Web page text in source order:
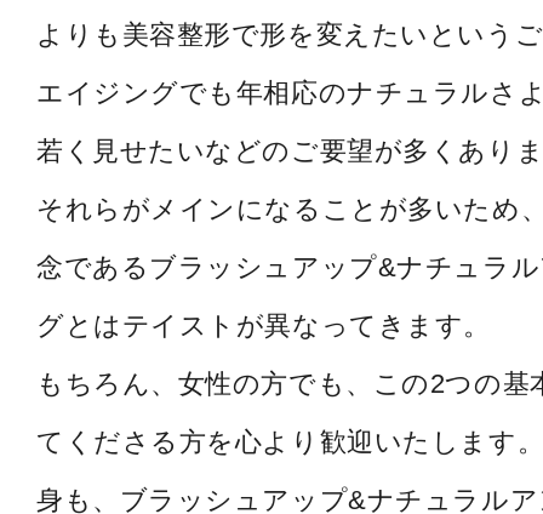
よりも美容整形で形を変えたいという
エイジングでも年相応のナチュラルさ
若く見せたいなどのご要望が多くあり
それらがメインになることが多いため
念であるブラッシュアップ&ナチュラ
グとはテイストが異なってきます。
もちろん、女性の方でも、この2つの基
てくださる方を心より歓迎いたします
身も、ブラッシュアップ&ナチュラル